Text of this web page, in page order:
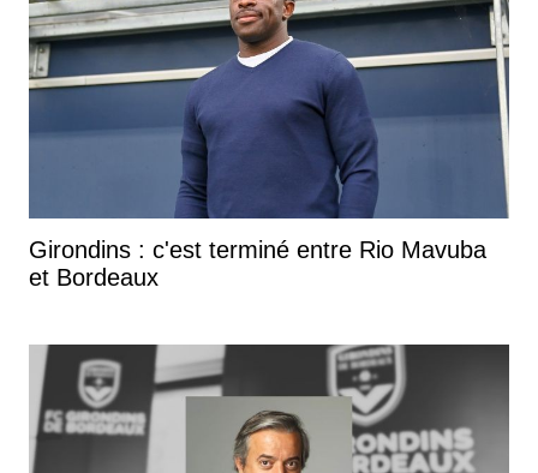
Girondins : c'est terminé entre Rio Mavuba
et Bordeaux